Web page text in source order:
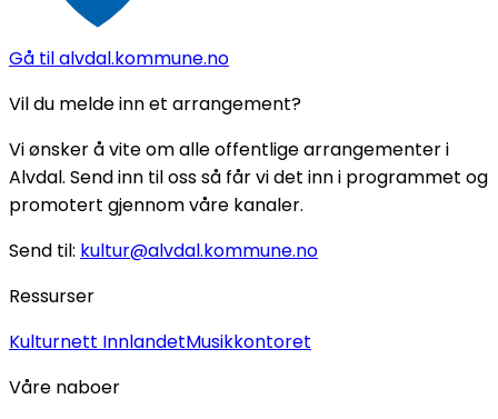
Gå til alvdal.kommune.no
Vil du melde inn et arrangement?
Vi ønsker å vite om alle offentlige arrangementer i
Alvdal. Send inn til oss så får vi det inn i programmet og
promotert gjennom våre kanaler.
Send til: kultur@alvdal.kommune.no
Ressurser
Kulturnett InnlandetMusikkontoret
Våre naboer